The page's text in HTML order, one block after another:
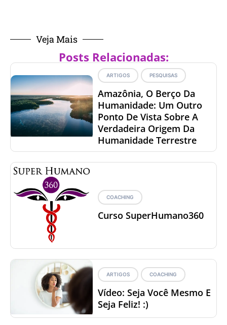
Veja Mais
Posts Relacionadas:
ARTIGOS PESQUISAS
Amazônia, O Berço Da
Humanidade: Um Outro
Ponto De Vista Sobre A
Verdadeira Origem Da
Humanidade Terrestre
COACHING
Curso SuperHumano360
ARTIGOS COACHING
Vídeo: Seja Você Mesmo E
Seja Feliz! :)